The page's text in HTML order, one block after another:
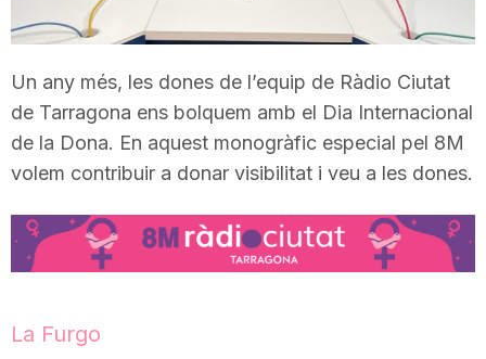
e
T
a
r
Un any més, les dones de l’equip de Ràdio Ciutat
de Tarragona ens bolquem amb el Dia Internacional
de la Dona. En aquest monogràfic especial pel 8M
volem contribuir a donar visibilitat i veu a les dones.
La Furgo